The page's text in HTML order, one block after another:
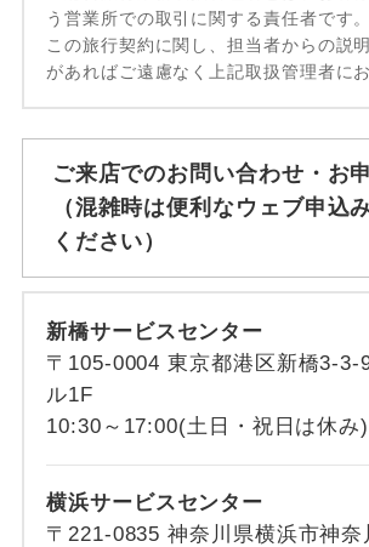
う営業所での取引に関する責任者です。
この旅行契約に関し、担当者からの説
があればご遠慮なく上記取扱管理者に
ご来店でのお問い合わせ・お
（混雑時は便利なウェブ申込
ください）
新橋サービスセンター
〒105-0004 東京都港区新橋3-3-
ル1F
10:30～17:00(土日・祝日は休み)
横浜サービスセンター
〒221-0835 神奈川県横浜市神